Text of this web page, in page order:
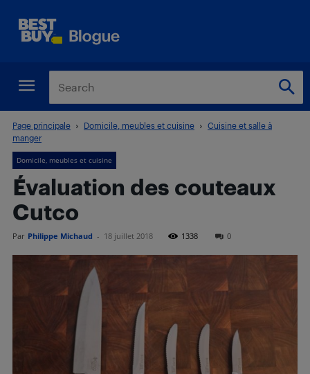
Page principale Domicile, meubles et cuisine
Cuisine et salle à
manger
Domicile, meubles et cuisine
Évaluation des couteaux
Cutco
Par Philippe Michaud - 18 juillet 2018 1338 0